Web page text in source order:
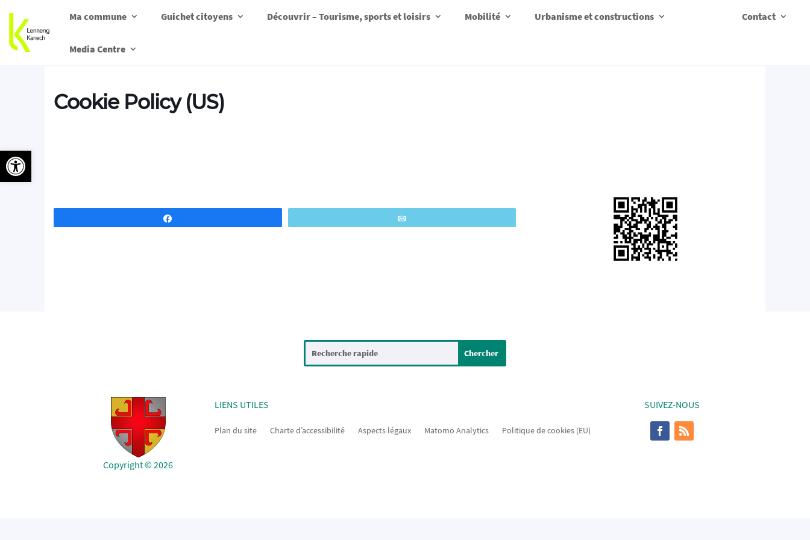
Ma commune Guichet citoyens Découvrir – Tourisme, sports et loisirs Mobilité Urbanisme et constructions Contact
Media Centre
Cookie Policy (US)
Copyright © 2026
LIENS UTILES
Plan du site Charte d’accessibilité Aspects légaux Matomo Analytics Politique de cookies (EU)
SUIVEZ-NOUS
Ouvrir la barre d’outils